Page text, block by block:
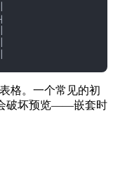
格。一个常见的初
破坏预览——嵌套时